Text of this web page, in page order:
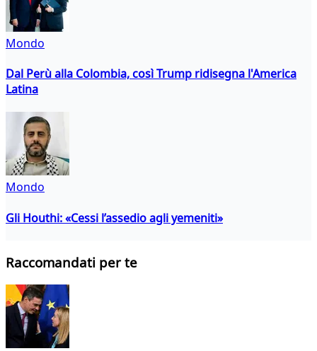
Mondo
Dal Perù alla Colombia, così Trump ridisegna l'America
Latina
Mondo
Gli Houthi: «Cessi l’assedio agli yemeniti»
Raccomandati per te